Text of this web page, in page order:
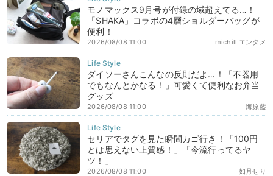
モノマックス9月号が付録の域超えてる…！
「SHAKA」コラボの4層ショルダーバッグが
便利！
michill エンタメ
2026/08/08 11:00
ダイソーさんこんなの反則だよ…！「不器用
でもなんとかなる！」可愛くて便利なお弁当
グッズ
海原藍
2026/08/08 11:00
セリアでタグを見た瞬間カゴ行き！「100円
とは思えない上質感！」「今流行ってるヤ
ツ！」
如月せり
2026/08/08 11:00